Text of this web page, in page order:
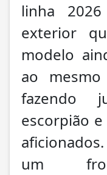
linha
exterior
modelo
ao
fazendo
escorpião
um